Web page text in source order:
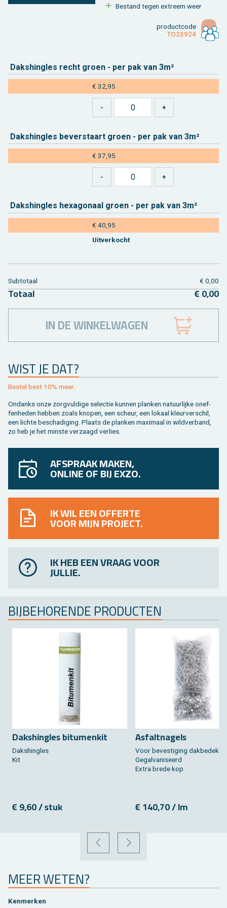
Be­stand tegen ex­treem weer
product­code
TO23924
Daks­hingles recht groen - per pak van 3m²
€ 32,95
Daks­hingles be­ver­staart groen - per pak van 3m²
€ 37,95
Daks­hingles hexa­go­naal groen - per pak van 3m²
€ 40,95
Uit­ver­kocht
WIST JE DAT?
Be­stel best 10% meer.
On­danks onze zorg­vul­di­ge se­lec­tie kun­nen plan­ken na­tuur­lij­ke on­ef­
fen­he­den heb­ben zoals kno­pen, een scheur, een lo­kaal kleur­ver­schil,
een lich­te be­scha­di­ging. Plaats de plan­ken maxi­maal in wild­ver­band,
zo heb je het min­ste ver­zaagd ver­lies.
Sub­to­taal € 0,00
To­taal € 0,00
IN DE WINKELWAGEN
AFSPRAAK MAKEN,
ONLINE OF BIJ EXZO.
IK WIL EEN OFFERTE
VOOR MIJN PROJECT.
IK HEB EEN VRAAG VOOR
JULLIE.
BIJ­BE­HO­REN­DE PRO­DUC­TEN
Daks­hingles bi­tu­men­kit
Daks­hingles
Kit
€ 9,60 / stuk
As­falt­na­gels
Voor be­ves­ti­ging
Ge­gal­va­ni­seerd
Extra brede kop
€ 140,70 / lm
VORIGE VOLGENDE
MEER WETEN?
Ken­mer­ken